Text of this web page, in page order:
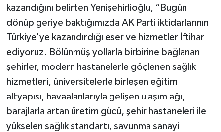
kazandığını belirten Yenişehirlioğlu, “Bugün
dönüp geriye baktığımızda AK Parti iktidarlarının
Türkiye'ye kazandırdığı eser ve hizmetler İftihar
ediyoruz. Bölünmüş yollarla birbirine bağlanan
şehirler, modern hastanelerle göçlenen sağlık
hizmetleri, üniversitelerle birleşen eğitim
altyapısı, havaalanlarıyla gelişen ulaşım ağı,
barajlarla artan üretim gücü, şehir hastaneleri ile
yükselen sağlık standartı, savunma sanayi